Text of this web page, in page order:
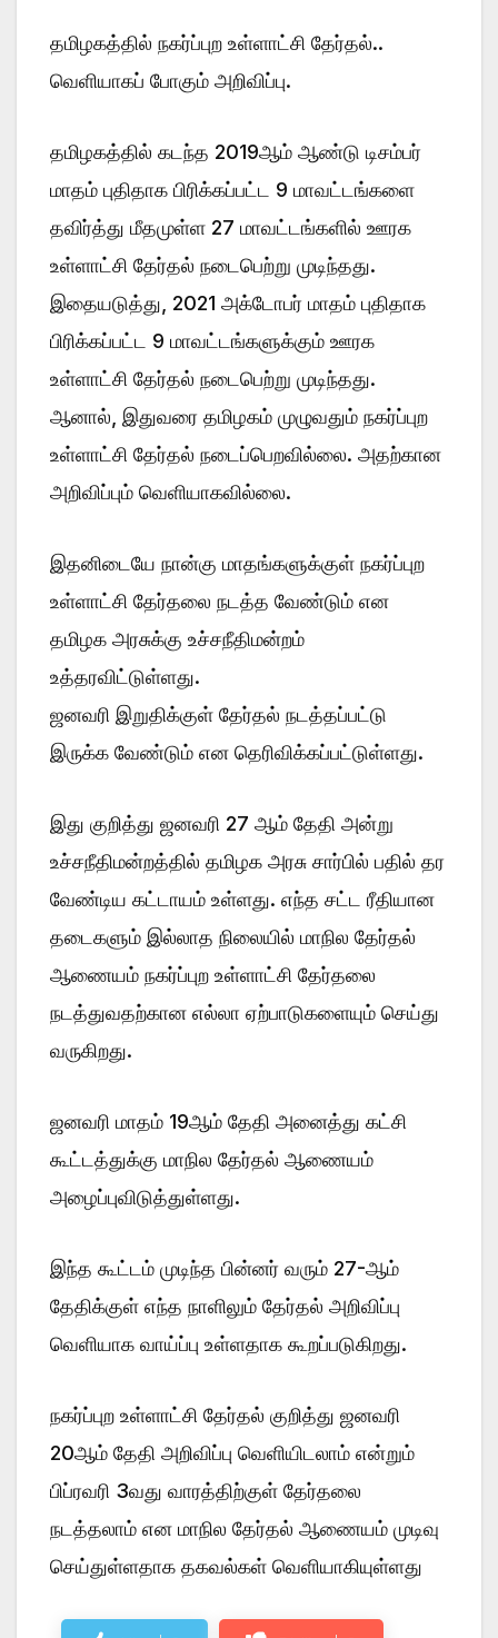
தமிழகத்தில் நகர்ப்புற உள்ளாட்சி தேர்தல்..
வெளியாகப் போகும் அறிவிப்பு.
தமிழகத்தில் கடந்த 2019ஆம் ஆண்டு டிசம்பர்
மாதம் புதிதாக பிரிக்கப்பட்ட 9 மாவட்டங்களை
தவிர்த்து மீதமுள்ள 27 மாவட்டங்களில் ஊரக
உள்ளாட்சி தேர்தல் நடைபெற்று முடிந்தது.
இதையடுத்து, 2021 அக்டோபர் மாதம் புதிதாக
பிரிக்கப்பட்ட 9 மாவட்டங்களுக்கும் ஊரக
உள்ளாட்சி தேர்தல் நடைபெற்று முடிந்தது.
ஆனால், இதுவரை தமிழகம் முழுவதும் நகர்ப்புற
உள்ளாட்சி தேர்தல் நடைப்பெறவில்லை. அதற்கான
அறிவிப்பும் வெளியாகவில்லை.
இதனிடையே நான்கு மாதங்களுக்குள் நகர்ப்புற
உள்ளாட்சி தேர்தலை நடத்த வேண்டும் என
தமிழக அரசுக்கு உச்சநீதிமன்றம்
உத்தரவிட்டுள்ளது.
ஜனவரி இறுதிக்குள் தேர்தல் நடத்தப்பட்டு
இருக்க வேண்டும் என தெரிவிக்கப்பட்டுள்ளது.
இது குறித்து ஜனவரி 27 ஆம் தேதி அன்று
உச்சநீதிமன்றத்தில் தமிழக அரசு சார்பில் பதில் தர
வேண்டிய கட்டாயம் உள்ளது. எந்த சட்ட ரீதியான
தடைகளும் இல்லாத நிலையில் மாநில தேர்தல்
ஆணையம் நகர்ப்புற உள்ளாட்சி தேர்தலை
நடத்துவதற்கான எல்லா ஏற்பாடுகளையும் செய்து
வருகிறது.
ஜனவரி மாதம் 19ஆம் தேதி அனைத்து கட்சி
கூட்டத்துக்கு மாநில தேர்தல் ஆணையம்
அழைப்புவிடுத்துள்ளது.
இந்த கூட்டம் முடிந்த பின்னர் வரும் 27-ஆம்
தேதிக்குள் எந்த நாளிலும் தேர்தல் அறிவிப்பு
வெளியாக வாய்ப்பு உள்ளதாக கூறப்படுகிறது.
நகர்ப்புற உள்ளாட்சி தேர்தல் குறித்து ஜனவரி
20ஆம் தேதி அறிவிப்பு வெளியிடலாம் என்றும்
பிப்ரவரி 3வது வாரத்திற்குள் தேர்தலை
நடத்தலாம் என மாநில தேர்தல் ஆணையம் முடிவு
செய்துள்ளதாக தகவல்கள் வெளியாகியுள்ளது